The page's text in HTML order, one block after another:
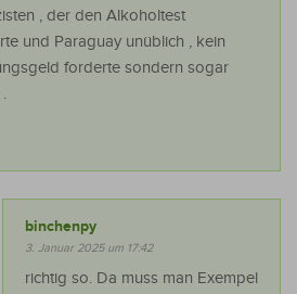
, der den Alkoholtest
und Paraguay unüblich , kein
forderte sondern sogar
binchenpy
3. Januar 2025 um 17:42
richtig so. Da muss man Exempel